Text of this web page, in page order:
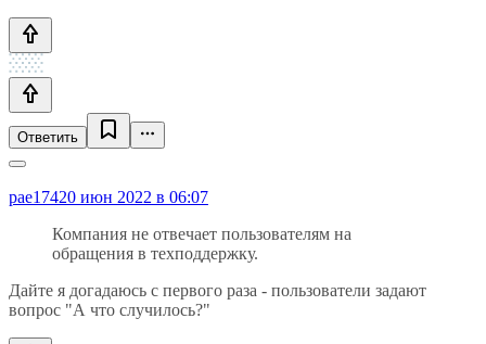
Ответить
pae17420 июн 2022 в 06:07
Компания не отвечает пользователям на
обращения в техподдержку.
Дайте я догадаюсь с первого раза - пользователи задают
вопрос "А что случилось?"